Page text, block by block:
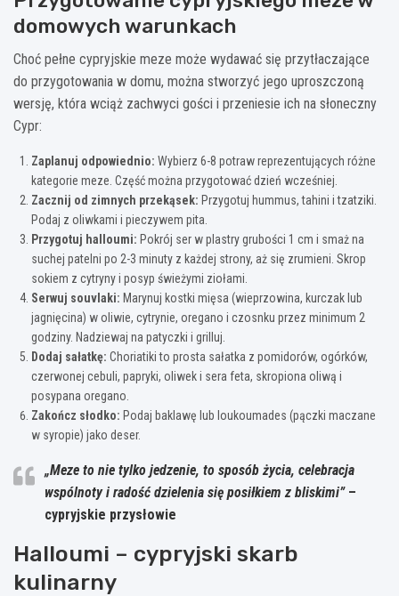
domowych warunkach
Choć pełne cypryjskie meze może wydawać się przytłaczające
do przygotowania w domu, można stworzyć jego uproszczoną
wersję, która wciąż zachwyci gości i przeniesie ich na słoneczny
Cypr:
Zaplanuj odpowiednio: Wybierz 6-8 potraw reprezentujących różne
kategorie meze. Część można przygotować dzień wcześniej.
Zacznij od zimnych przekąsek: Przygotuj hummus, tahini i tzatziki.
Podaj z oliwkami i pieczywem pita.
Przygotuj halloumi: Pokrój ser w plastry grubości 1 cm i smaż na
suchej patelni po 2-3 minuty z każdej strony, aż się zrumieni. Skrop
sokiem z cytryny i posyp świeżymi ziołami.
Serwuj souvlaki: Marynuj kostki mięsa (wieprzowina, kurczak lub
jagnięcina) w oliwie, cytrynie, oregano i czosnku przez minimum 2
godziny. Nadziewaj na patyczki i grilluj.
Dodaj sałatkę: Choriatiki to prosta sałatka z pomidorów, ogórków,
czerwonej cebuli, papryki, oliwek i sera feta, skropiona oliwą i
posypana oregano.
Zakończ słodko: Podaj baklawę lub loukoumades (pączki maczane
w syropie) jako deser.
„Meze to nie tylko jedzenie, to sposób życia, celebracja
wspólnoty i radość dzielenia się posiłkiem z bliskimi”–
cypryjskie przysłowie
Halloumi – cypryjski skarb
kulinarny